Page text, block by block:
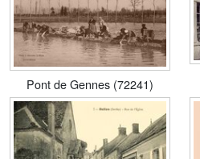
Pont de Gennes (72241)